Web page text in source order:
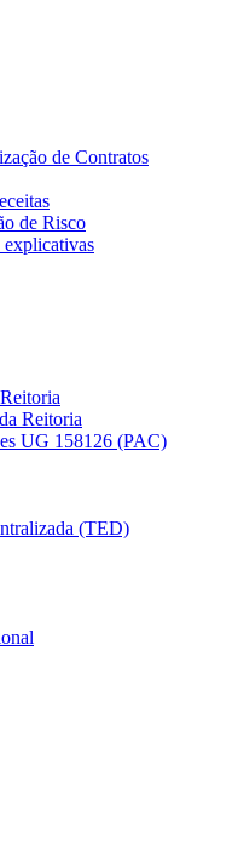
de Contratos
de Risco
explicativas
Reitoria
UG 158126 (PAC)
(TED)